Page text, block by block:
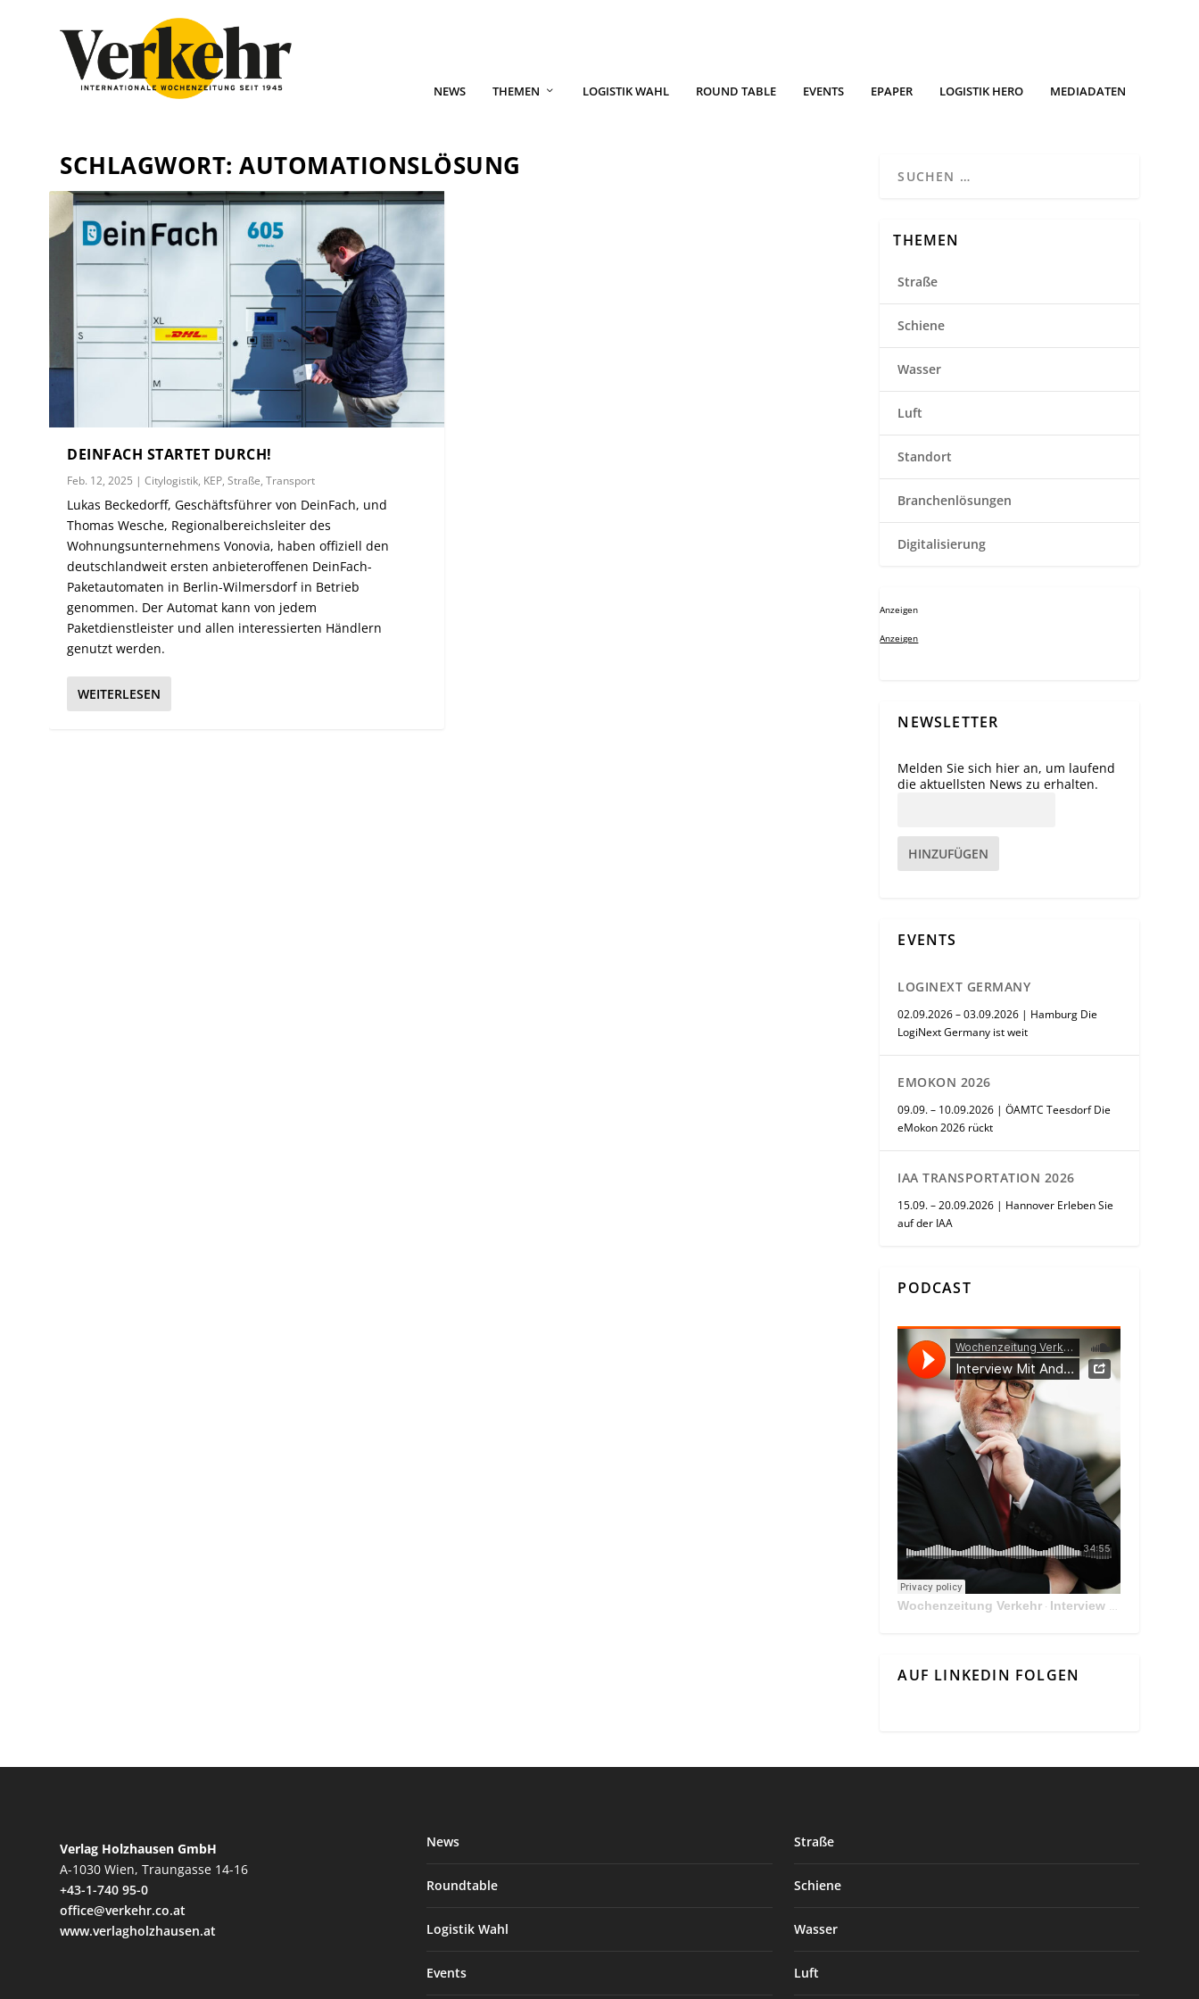
NEWS THEMEN LOGISTIK WAHL ROUND TABLE EVENTS EPAPER LOGISTIK HERO MEDIADATEN
SCHLAGWORT:AUTOMATIONSLÖSUNG
DEINFACH STARTET DURCH!
Feb. 12, 2025 |Citylogistik, KEP,Straße,Transport
Lukas Beckedorff, Geschäftsführer von DeinFach, und
Thomas Wesche, Regionalbereichsleiter des
Wohnungsunternehmens Vonovia, haben offiziell den
deutschlandweit ersten anbieteroffenen DeinFach-
Paketautomaten in Berlin-Wilmersdorf in Betrieb
genommen. Der Automat kann von jedem
Paketdienstleister und allen interessierten Händlern
genutzt werden.
WEITERLESEN
THEMEN
Straße
Schiene
Wasser
Luft
Standort
Branchenlösungen
Digitalisierung
Anzeigen
Anzeigen
NEWSLETTER
Melden Sie sich hier an, um laufend
die aktuellsten News zu erhalten.
HINZUFÜGEN
EVENTS
LOGINEXT GERMANY
02.09.2026 – 03.09.2026 | Hamburg Die
LogiNext Germany ist weit
EMOKON 2026
09.09. – 10.09.2026 | ÖAMTC Teesdorf Die
eMokon 2026 rückt
IAA TRANSPORTATION 2026
15.09. – 20.09.2026 | Hannover Erleben Sie
auf der IAA
PODCAST
Wochenzeitung Verkehr · Interview Mit Andreas Matthä, CEO der ÖBB Holding
AUF LINKEDIN FOLGEN
Verlag Holzhausen GmbH
A-1030 Wien, Traungasse 14-16
+43-1-740 95-0
office@verkehr.co.at
www.verlagholzhausen.at
News
Roundtable
Logistik Wahl
Events
Straße
Schiene
Wasser
Luft